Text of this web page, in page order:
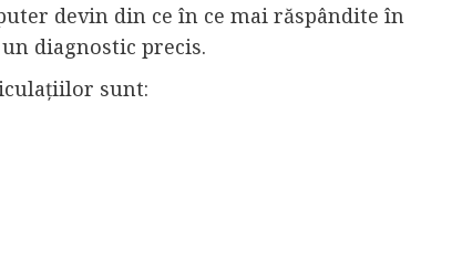
devin din ce în ce mai răspândite în
diagnostic precis.
sunt: